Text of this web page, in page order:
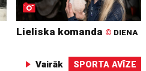
Lieliska komanda © DIENA
Vairāk SPORTA AVĪZE